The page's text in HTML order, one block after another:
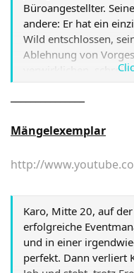
Büroangestellter.
andere: Er hat ein
Wild entschlossen,
Ablehnung von
verwirklichen,
einen bedeutenden
Trinity College in
seinerseits gegen
seiner
Ramanujan sein
Angekommen in
und Vertrauen seines
seiner Protektion
zu Formeln, die die
Mängelexemplar
http://
Karo, Mitte 20, auf
erfolgreiche
und in einer
perfekt. Dann verliert